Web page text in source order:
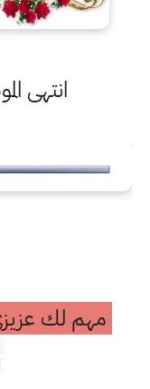
انتهى
مهم لك